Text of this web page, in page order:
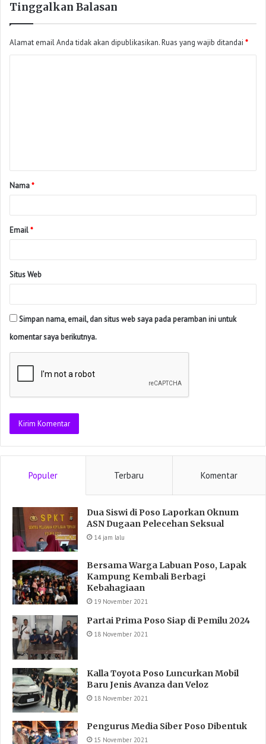
Tinggalkan Balasan
Alamat email Anda tidak akan dipublikasikan.Ruas yang wajib ditandai *
Nama*
Email*
Situs Web
Simpan nama, email, dan situs web saya pada peramban ini untuk
komentar saya berikutnya.
Populer Terbaru Komentar
Dua Siswi di Poso Laporkan Oknum
ASN Dugaan Pelecehan Seksual
14 jam lalu
Bersama Warga Labuan Poso, Lapak
Kampung Kembali Berbagi
Kebahagiaan
19 November 2021
Partai Prima Poso Siap di Pemilu 2024
18 November 2021
Kalla Toyota Poso Luncurkan Mobil
Baru Jenis Avanza dan Veloz
18 November 2021
Pengurus Media Siber Poso Dibentuk
15 November 2021